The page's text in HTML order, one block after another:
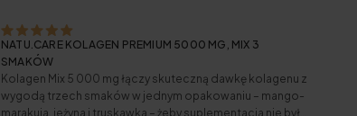
NATU.CARE KOLAGEN PREMIUM 5000 MG, MIX 3
SMAKÓW
Kolagen Mix 5 000 mg łączy skuteczną dawkę kolagenu z
wygodą trzech smaków w jednym opakowaniu – mango-
marakuja, jeżyna i truskawka – żeby suplementacja nie była